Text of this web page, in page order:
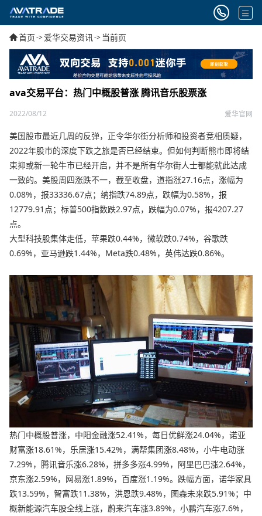
首页->爱华交易资讯-> 当前页
ava交易平台：热门中概股普涨 腾讯音乐股票涨
2022/08/12 爱华官网
美国股市最近几周的反弹，正令华尔街分析师和投资者竞相质疑，
2022年股市的深度下跌之旅是否已经结束。但如何判断熊市即将结
束抑或新一轮牛市已经开启，并不是所有华尔街人士都能就此达成
一致的。美股周四涨跌不一，截至收盘，道指涨27.16点，涨幅为
0.08%，报33336.67点；纳指跌74.89点，跌幅为0.58%，报
12779.91点；标普500指数跌2.97点，跌幅为0.07%，报4207.27
点。
大型科技股集体走低，苹果跌0.44%，微软跌0.74%，谷歌跌
0.69%，亚马逊跌1.44%，Meta跌0.48%，英伟达跌0.86%。
热门中概股普涨，中阳金融涨52.41%，每日优鲜涨24.04%，诺亚
财富涨18.61%，乐居涨15.42%，满帮集团涨8.48%，小牛电动涨
7.29%，腾讯音乐涨6.28%，拼多多涨4.99%，阿里巴巴涨2.64%，
京东涨2.59%，网易涨1.89%，百度涨1.19%。跌幅方面，诺华家具
跌13.59%，智富跌11.38%，洪恩跌9.48%，图森未来跌5.91%；中
概新能源汽车股全线上涨，蔚来汽车涨3.89%，小鹏汽车涨7.6%，